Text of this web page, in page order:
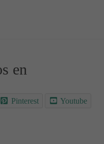
una Buena Relación con la
pueden los bebés comer
en
Pinterest Youtube